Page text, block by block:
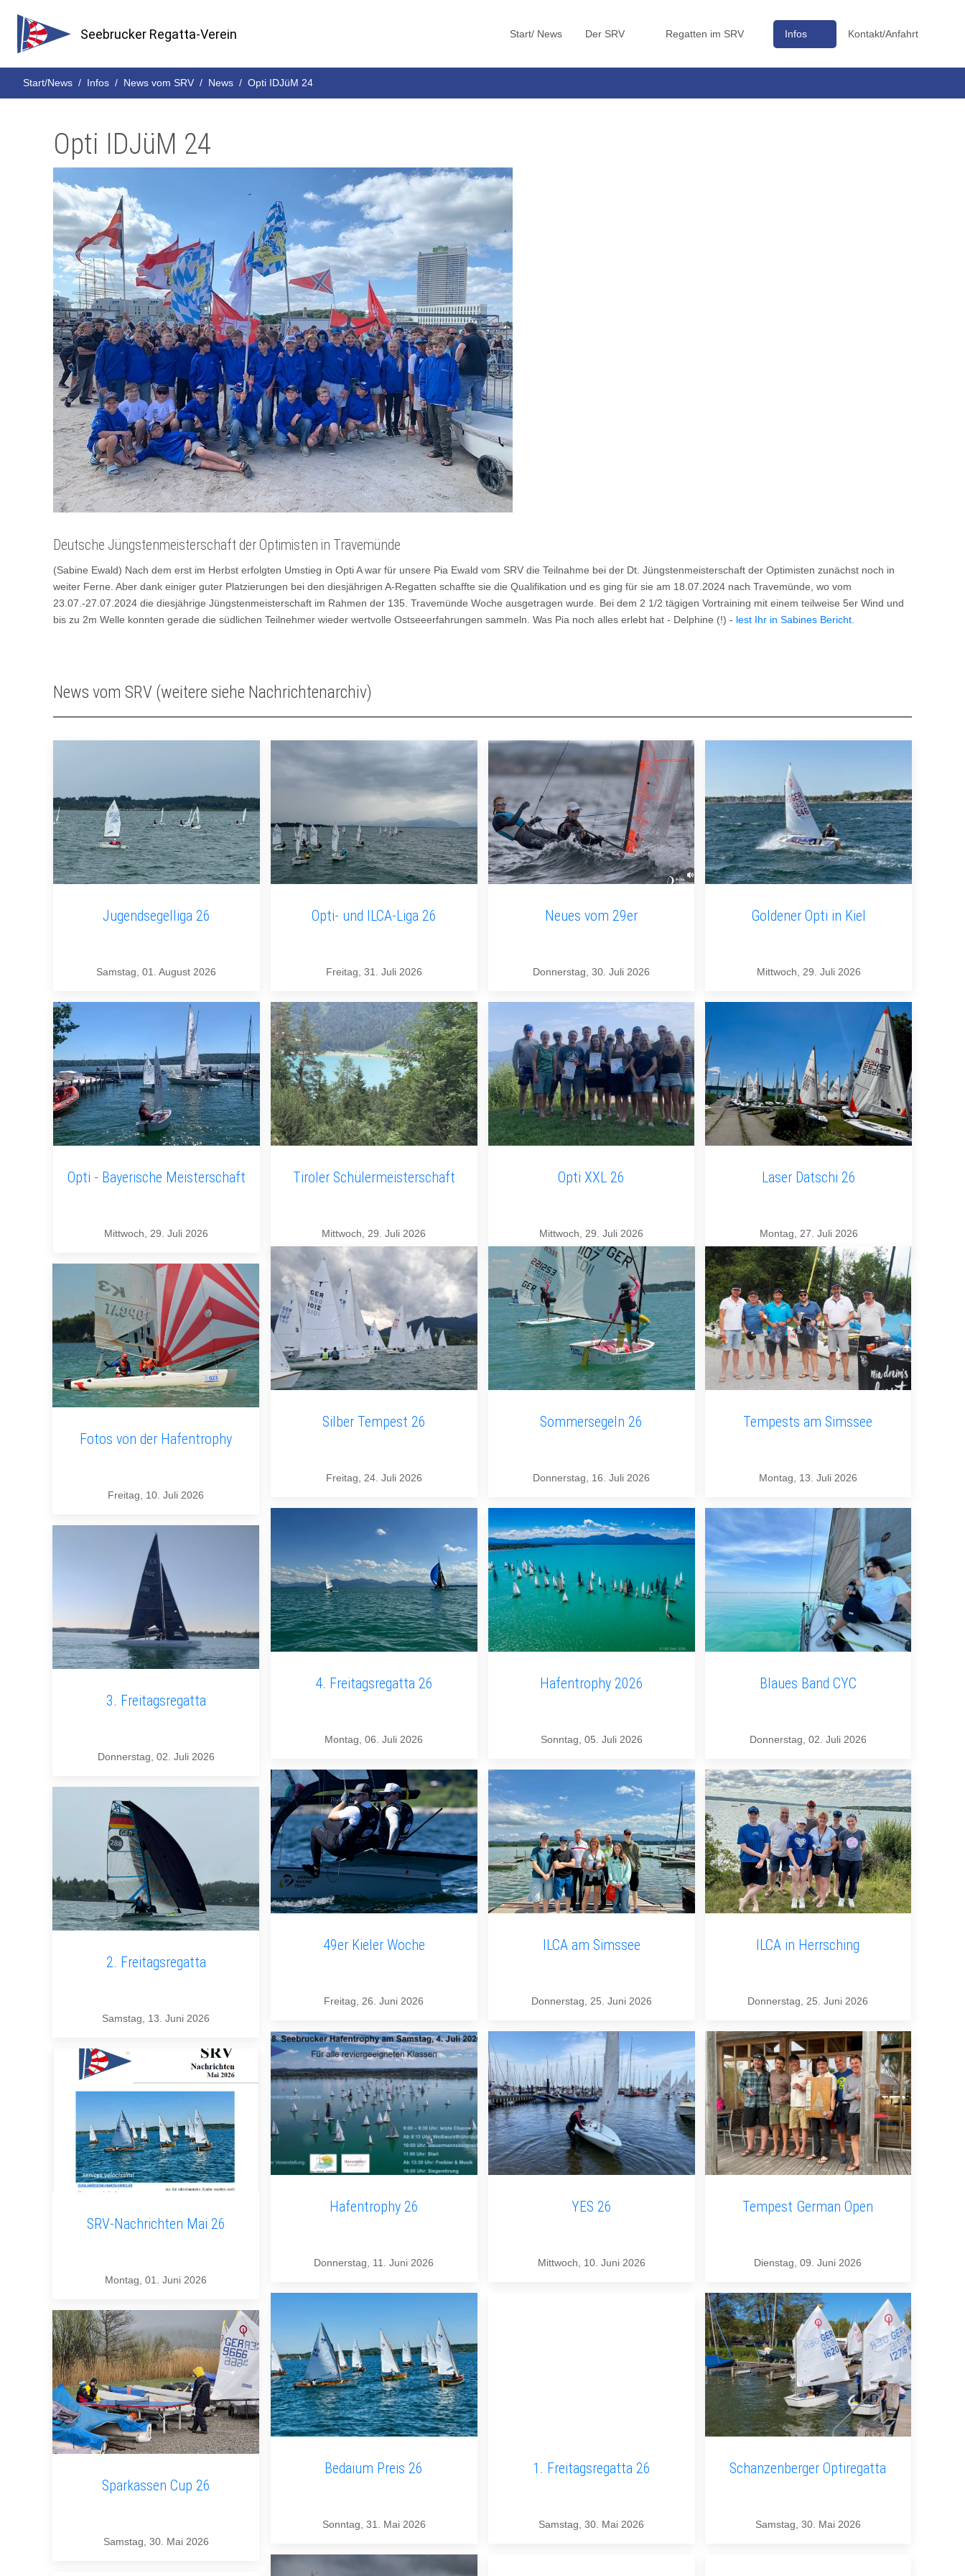
Seebrucker Regatta-Verein Start/ News Der SRV Regatten im SRV Infos Kontakt/Anfahrt
Start/News Infos News vom SRV News Opti IDJüM 24
Opti IDJüM 24
Deutsche Jüngstenmeisterschaft der Optimisten in Travemünde
(Sabine Ewald) Nach dem erst im Herbst erfolgten Umstieg in Opti A war für unsere Pia Ewald vom SRV die Teilnahme bei der Dt. Jüngstenmeisterschaft der Optimisten zunächst noch in
weiter Ferne. Aber dank einiger guter Platzierungen bei den diesjährigen A-Regatten schaffte sie die Qualifikation und es ging für sie am 18.07.2024 nach Travemünde, wo vom
23.07.-27.07.2024 die diesjährige Jüngstenmeisterschaft im Rahmen der 135. Travemünde Woche ausgetragen wurde. Bei dem 2 1/2 tägigen Vortraining mit einem teilweise 5er Wind und
bis zu 2m Welle konnten gerade die südlichen Teilnehmer wieder wertvolle Ostseeerfahrungen sammeln. Was Pia noch alles erlebt hat - Delphine (!) - lest Ihr in Sabines Bericht.
News vom SRV (weitere siehe Nachrichtenarchiv)
Jugendsegelliga 26
Samstag, 01. August 2026
Opti- und ILCA-Liga 26
Freitag, 31. Juli 2026
Neues vom 29er
Donnerstag, 30. Juli 2026
Goldener Opti in Kiel
Mittwoch, 29. Juli 2026
Opti - Bayerische Meisterschaft
Mittwoch, 29. Juli 2026
Tiroler Schülermeisterschaft
Mittwoch, 29. Juli 2026
Opti XXL 26
Mittwoch, 29. Juli 2026
Laser Datschi 26
Montag, 27. Juli 2026
Silber Tempest 26
Freitag, 24. Juli 2026
Sommersegeln 26
Donnerstag, 16. Juli 2026
Tempests am Simssee
Montag, 13. Juli 2026
Fotos von der Hafentrophy
Freitag, 10. Juli 2026
4. Freitagsregatta 26
Montag, 06. Juli 2026
Hafentrophy 2026
Sonntag, 05. Juli 2026
Blaues Band CYC
Donnerstag, 02. Juli 2026
3. Freitagsregatta
Donnerstag, 02. Juli 2026
49er Kieler Woche
Freitag, 26. Juni 2026
ILCA am Simssee
Donnerstag, 25. Juni 2026
ILCA in Herrsching
Donnerstag, 25. Juni 2026
2. Freitagsregatta
Samstag, 13. Juni 2026
Hafentrophy 26
Donnerstag, 11. Juni 2026
YES 26
Mittwoch, 10. Juni 2026
Tempest German Open
Dienstag, 09. Juni 2026
SRV-Nachrichten Mai 26
Montag, 01. Juni 2026
Bedaium Preis 26
Sonntag, 31. Mai 2026
1. Freitagsregatta 26
Samstag, 30. Mai 2026
Schanzenberger Optiregatta
Samstag, 30. Mai 2026
Sparkassen Cup 26
Samstag, 30. Mai 2026